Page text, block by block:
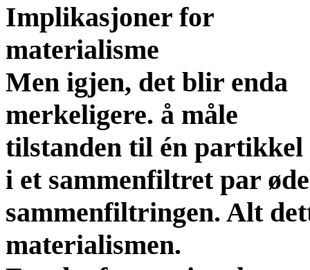
Implikasjoner for
materialisme
Men igjen, det blir enda
merkeligere. å måle
tilstanden til én partikkel
i et sammenfiltret par
sammenfiltringen. Alt
materialismen.